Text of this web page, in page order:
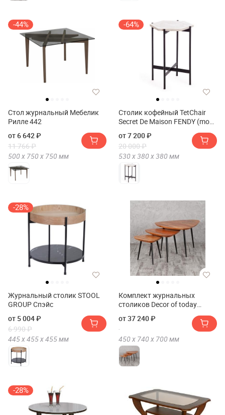
-44%
Стол журнальный Мебелик
Рилле 442
от 6 642 ₽
11 766 ₽
500 х 750 х 750 мм
-64%
Столик кофейный TetChair
Secret De Maison FENDY (mod.
от 7 200 ₽
20 000 ₽
530 х380 х380 мм
-28%
Журнальный столик STOOL
GROUP Спэйс
от 5 004 ₽
6 990 ₽
445 х455 х455мм
Комплект журнальных
столиков Decor of today
от 37 240 ₽
450 х 740 х 700 мм
-28%